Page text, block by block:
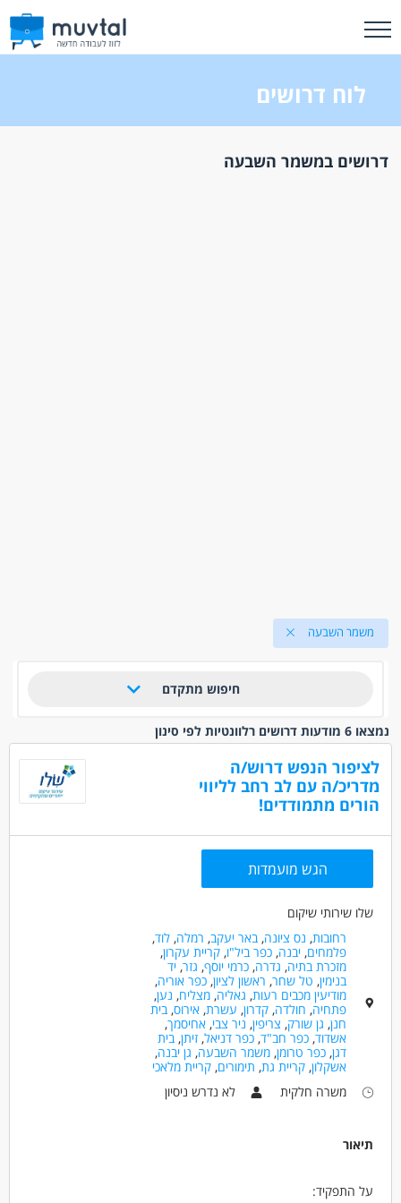
לוח דרושים
דרושים במשמר השבעה
משמר השבעה
חיפוש מתקדם
נמצאו 6 מודעות דרושים רלוונטיות לפי סינון
לציפור הנפש דרוש/ה
מדריכ/ה עם לב רחב לליווי
הורים מתמודדים!
הגש מועמדות
שלו שירותי שיקום
רחובות, נס ציונה,באר יעקב, רמלה,לוד,
פלמחים,יבנה,כפר ביל"ו,קריית עקרון,
מזכרת בתיה, גדרה,כרמי יוסף, גזר,יד
בנימין, טל שחר, ראשון לציון,כפר אוריה,
מודיעין מכבים רעות, גאליה,מצליח, נען,
פתחיה, חולדה,קדרון, עשרת,אירוס,בית
חנן, גן שורק, צריפין, ניר צבי,אחיסמך,
אשדוד,כפר חב"ד,כפר דניאל,זיתן,בית
דגן,כפר טרומן,משמר השבעה, גן יבנה,
אשקלון,קריית גת, תימורים,קריית מלאכי
משרה חלקית
לא נדרש ניסיון
תיאור
על התפקיד: